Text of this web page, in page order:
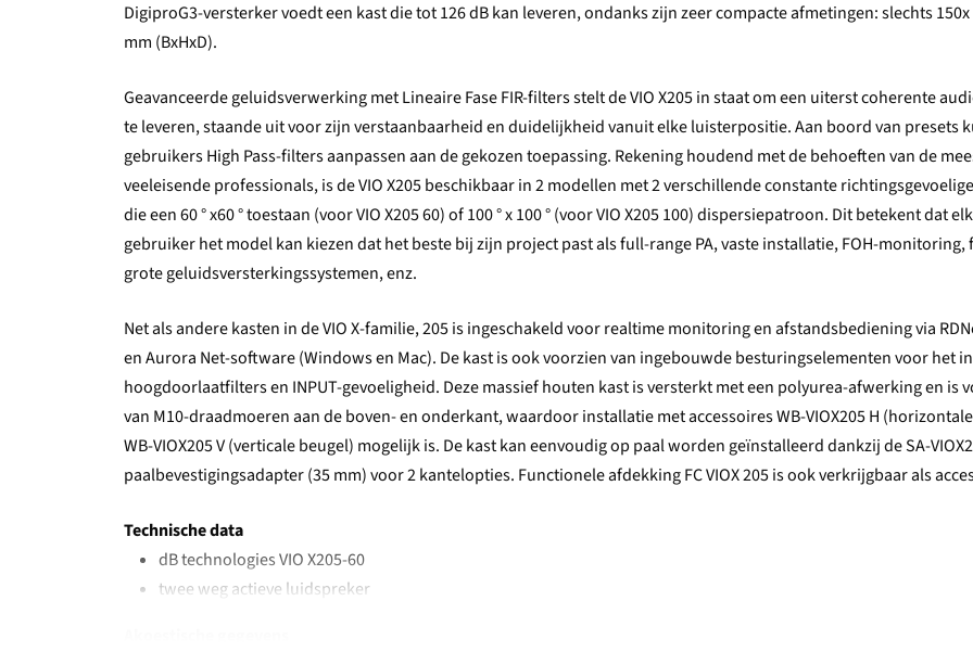
DigiproG3-versterker voedt een kast die tot 126 dB kan leveren, ondanks zijn zeer compacte afmetingen: slechts 150x
mm (BxHxD).
Geavanceerde geluidsverwerking met Lineaire Fase FIR-filters stelt de VIO X205 in staat om een ​​uiterst coherente
te leveren, staande uit voor zijn verstaanbaarheid en duidelijkheid vanuit elke luisterpositie. Aan boord van presets
gebruikers High Pass-filters aanpassen aan de gekozen toepassing. Rekening houdend met de behoeften van de
veeleisende professionals, is de VIO X205 beschikbaar in 2 modellen met 2 verschillende constante
die een 60 ° x60 ° toestaan ​​(voor VIO X205 60) of 100 ° x 100 ° (voor VIO X205 100) dispersiepatroon. Dit betekent dat
gebruiker het model kan kiezen dat het beste bij zijn project past als full-range PA, vaste installatie, FOH-
grote geluidsversterkingssystemen, enz.
Net als andere kasten in de VIO X-familie, 205 is ingeschakeld voor realtime monitoring en afstandsbediening via
en Aurora Net-software (Windows en Mac). De kast is ook voorzien van ingebouwde besturingselementen voor het
hoogdoorlaatfilters en INPUT-gevoeligheid. Deze massief houten kast is versterkt met een polyurea-afwerking en is
van M10-draadmoeren aan de boven- en onderkant, waardoor installatie met accessoires WB-VIOX205 H
WB-VIOX205 V (verticale beugel) mogelijk is. De kast kan eenvoudig op paal worden geïnstalleerd dankzij de SA-
paalbevestigingsadapter (35 mm) voor 2 kantelopties. Functionele afdekking FC VIOX 205 is ook verkrijgbaar als
Technische data
dB technologies VIO X205-60
twee weg actieve luidspreker